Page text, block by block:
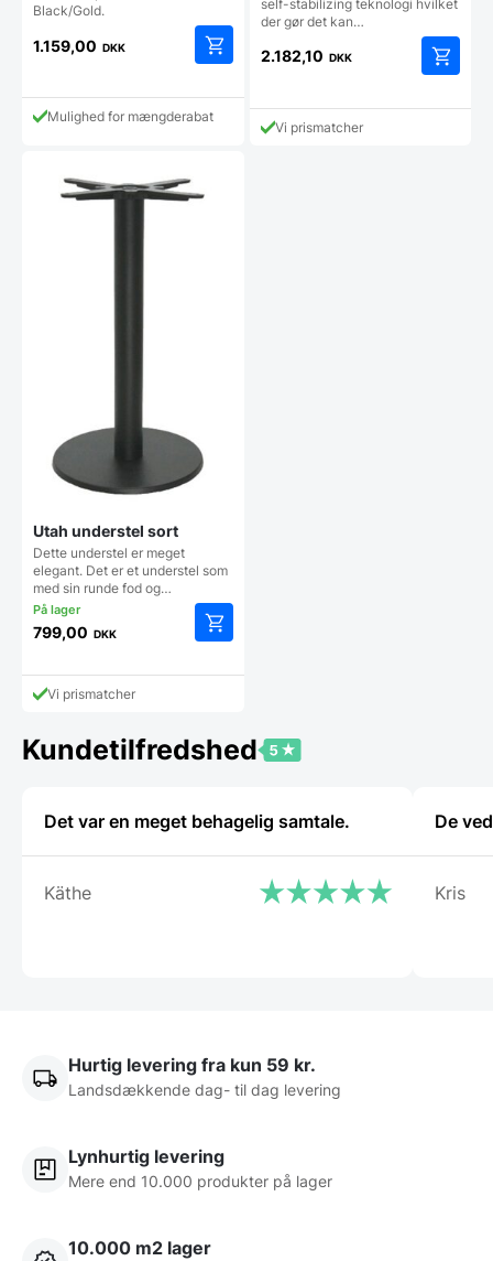
Black/Gold.
1.159,00 DKK
Mulighed for mængderabat
self-stabilizing teknologi hvilket
der gør det kan…
2.182,10 DKK
Vi prismatcher
Utah understel sort
Dette understel er meget
elegant. Det er et understel som
med sin runde fod og…
799,00 DKK
Vi prismatcher
Kundetilfredshed
Det var en meget behagelig samtale.
Käthe
De
Kris
Hurtig levering fra kun 59 kr.
Landsdækkende dag- til dag levering
Lynhurtig levering
Mere end 10.000 produkter på lager
10.000 m2 lager